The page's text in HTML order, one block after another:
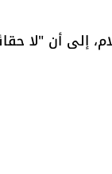
إلى أن "لا